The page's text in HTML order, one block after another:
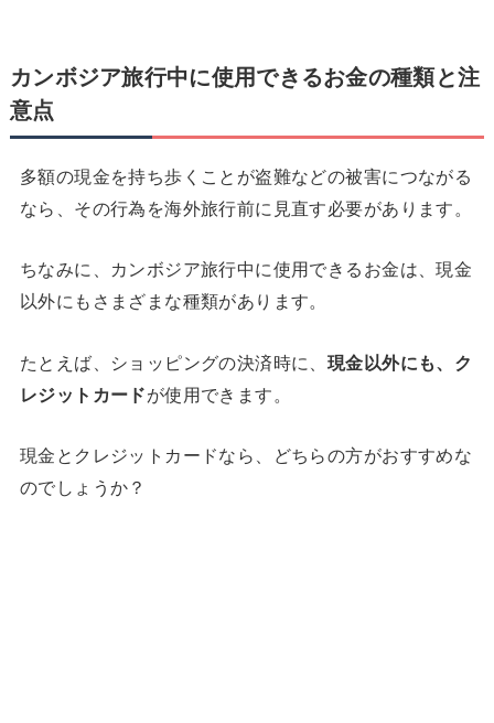
カンボジア旅行中に使用できるお金の種類と注
意点
多額の現金を持ち歩くことが盗難などの被害につながる
なら、その行為を海外旅行前に見直す必要があります。
ちなみに、カンボジア旅行中に使用できるお金は、現金
以外にもさまざまな種類があります。
たとえば、ショッピングの決済時に、 現金以外にも、ク
レジットカードが使用できます。
現金とクレジットカードなら、どちらの方がおすすめな
のでしょうか？